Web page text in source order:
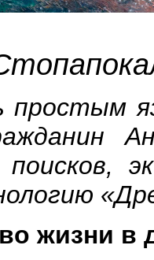
простым
жизни в